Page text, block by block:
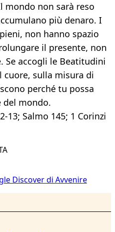
non sarà reso
più denaro. I
non hanno spazio
il presente, non
Se accogli le Beatitudini
sulla misura di
perché tu possa
del mondo.
13; Salmo 145; 1 Corinzi
Discover di Avvenire